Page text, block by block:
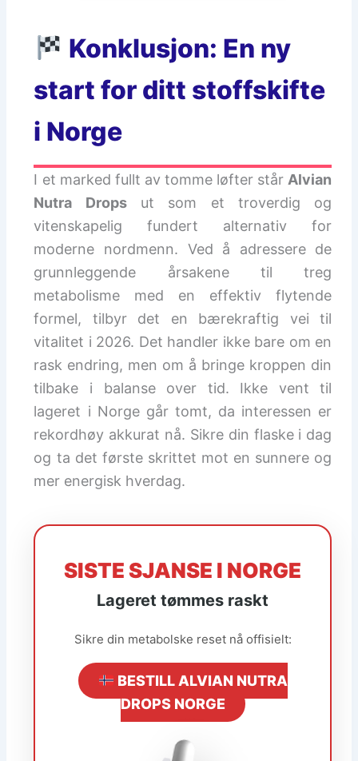
Konklusjon: En ny
start for ditt stoffskifte
i Norge
I et marked fullt av tomme løfter står Alvian
Nutra Dropsut som et troverdig og
vitenskapelig fundert alternativ for
moderne nordmenn. Ved å adressere de
grunnleggende årsakene til treg
metabolisme med en effektiv flytende
formel, tilbyr det en bærekraftig vei til
vitalitet i 2026. Det handler ikke bare om en
rask endring, men om å bringe kroppen din
tilbake i balanse over tid. Ikke vent til
lageret i Norge går tomt, da interessen er
rekordhøy akkurat nå. Sikre din flaske i dag
og ta det første skrittet mot en sunnere og
mer energisk hverdag.
SISTE SJANSE I NORGE
Lageret tømmes raskt
Sikre din metabolske reset nå offisielt:
BESTILL ALVIAN NUTRA
DROPS NORGE